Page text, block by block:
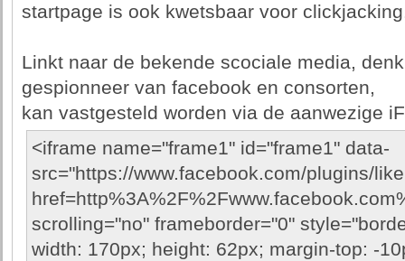
startpage is ook kwetsbaar voor
Linkt naar de bekende scociale media,
gespionneer van facebook en consorten,
kan vastgesteld worden via de aanwezige
<iframe name="frame1" id="frame1" data-
src="https://www.facebook.com/plugins/
scrolling="no" frameborder="0"
width: 170px; height: 62px; margin-top: -